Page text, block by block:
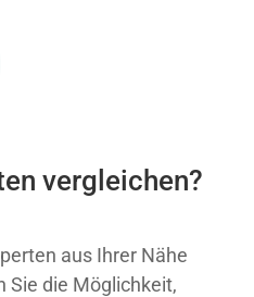
vergleichen?
aus Ihrer Nähe
Sie die Möglichkeit,